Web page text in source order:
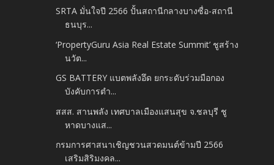
SRTA มั่นใจปี 2566 ปั้นสถานีกลางบางซื่อ-สถานี
ธนบุร...
‘PropertyGuru Asia Real Estate Summit’ ชูสร้าง
นวัต...
GS BATTERY แบตพลังอึด ยกระดับร่วมมือกอง
บังคับการตำ...
สสส. สานพลัง เทศบาลเมืองแสนสุข จ.ชลบุรี ชู
หาดบางแส...
กรมการศาสนาเชิญชวนสวดมนต์ข้ามปี 2566
เสริมสิริมงคล...